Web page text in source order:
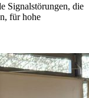
Signalstörungen, die
für hohe